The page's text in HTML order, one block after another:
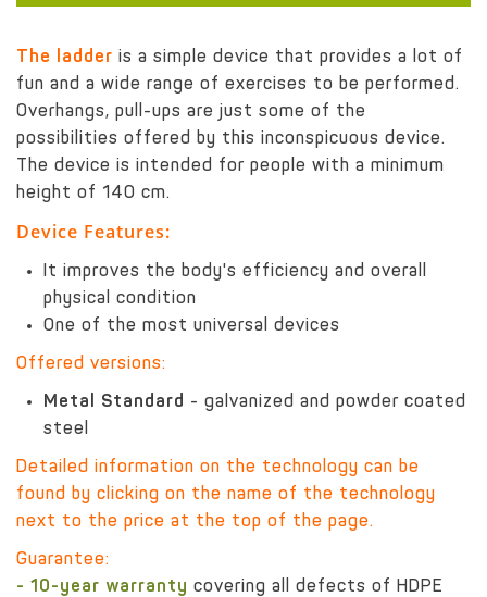
The ladder is a simple device that provides a lot of
fun and a wide range of exercises to be performed.
Overhangs, pull-ups are just some of the
possibilities offered by this inconspicuous device.
The device is intended for people with a minimum
height of 140 cm.
Device Features:
It improves the body's efficiency and overall
physical condition
One of the most universal devices
Offered versions:
Metal Standard - galvanized and powder coated
steel
Detailed information on the technology can be
found by clicking on the name of the technology
next to the price at the top of the page.
Guarantee:
- 10-year warranty covering all defects of HDPE